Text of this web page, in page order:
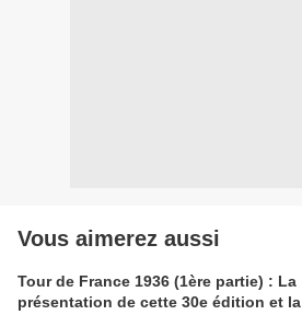
Vous aimerez aussi
Tour de France 1936 (1ère partie) : La
présentation de cette 30e édition et la